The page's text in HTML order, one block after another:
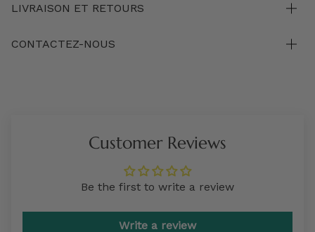
LIVRAISON ET RETOURS
CONTACTEZ-NOUS
Customer Reviews
Be the first to write a review
Write a review